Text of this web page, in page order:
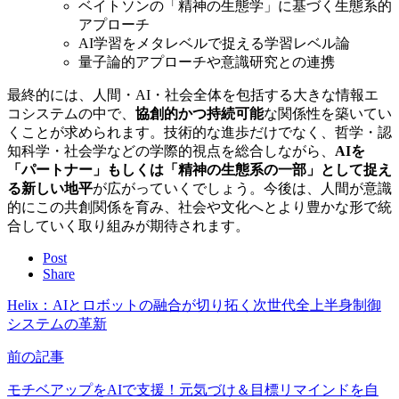
ベイトソンの「精神の生態学」に基づく生態系的
アプローチ
AI学習をメタレベルで捉える学習レベル論
量子論的アプローチや意識研究との連携
最終的には、人間・AI・社会全体を包括する大きな情報エ
コシステムの中で、 協創的かつ持続可能な関係性を築いてい
くことが求められます。技術的な進歩だけでなく、哲学・認
知科学・社会学などの学際的視点を総合しながら、 AIを
「パートナー」もしくは「精神の生態系の一部」として捉え
る新しい地平が広がっていくでしょう。今後は、人間が意識
的にこの共創関係を育み、社会や文化へとより豊かな形で統
合していく取り組みが期待されます。
Post
Share
Helix：AIとロボットの融合が切り拓く次世代全上半身制御
システムの革新
前の記事
モチベアップをAIで支援！元気づけ＆目標リマインドを自